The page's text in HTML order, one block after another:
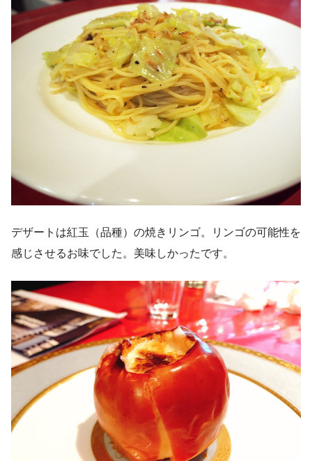
デザートは紅玉（品種）の焼きリンゴ。リンゴの可能性を
感じさせるお味でした。美味しかったです。